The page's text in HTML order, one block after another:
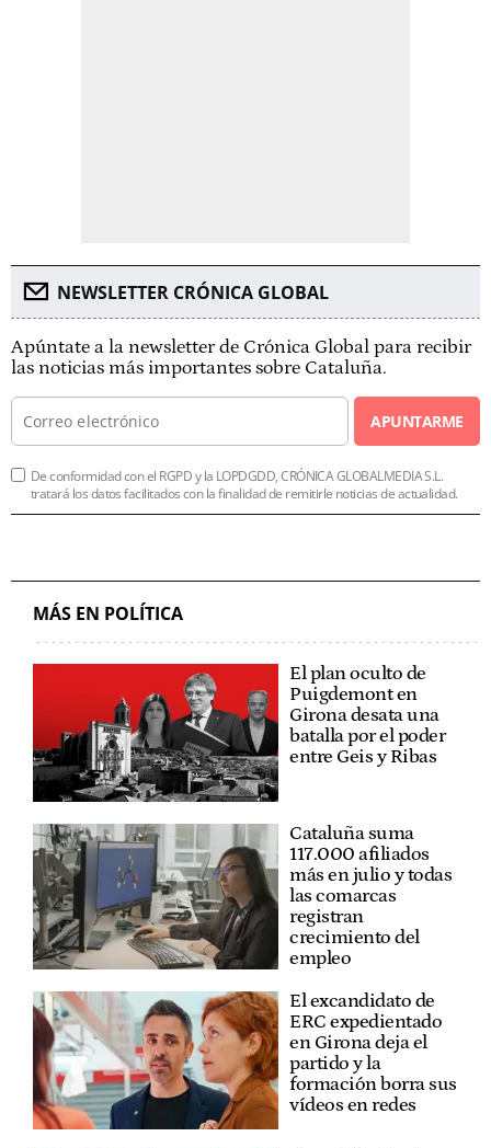
NEWSLETTER CRÓNICA GLOBAL
Apúntate a la newsletter de Crónica Global para recibir
las noticias más importantes sobre Cataluña.
APUNTARME
De conformidad con el RGPD y la LOPDGDD, CRÓNICA GLOBALMEDIA S.L.
tratará los datos facilitados con la finalidad de remitirle noticias de actualidad.
MÁS EN POLÍTICA
El plan oculto de
Puigdemont en
Girona desata una
batalla por el poder
entre Geis y Ribas
Cataluña suma
117.000 afiliados
más en julio y todas
las comarcas
registran
crecimiento del
empleo
El excandidato de
ERC expedientado
en Girona deja el
partido y la
formación borra sus
vídeos en redes